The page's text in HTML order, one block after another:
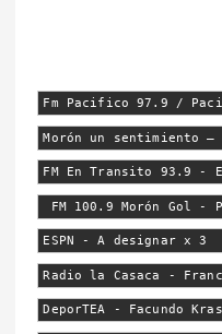
Fm Pacifico 97.9 /
Morón un sentimiento
FM En Transito 93.9 -
FM 100.9 Morón Gol -
ESPN - A designar x 3
Radio la Casaca -
DeporTEA - Facundo